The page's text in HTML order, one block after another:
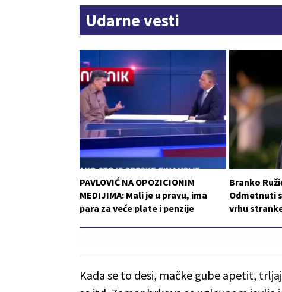
Udarne vesti
PAVLOVIĆ NA OPOZICIONIM
MEDIJIMA: Mali je u pravu, ima
para za veće plate i penzije
Branko
Odmetnuti
vrhu
Kada se to desi, mačke gube apetit,